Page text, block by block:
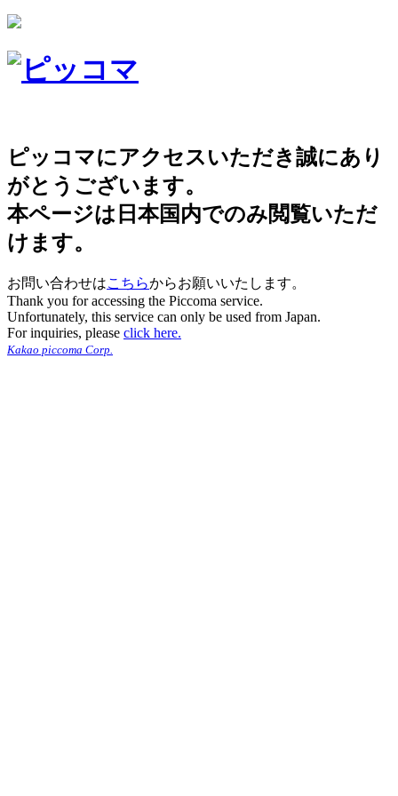
ピッコマにアクセスいただき誠にあり
がとうございます。
本ページは日本国内でのみ閲覧いただ
けます。
お問い合わせはこちらからお願いいたします。
Thank you for accessing the Piccoma service.
Unfortunately, this service can only be used from Japan.
For inquiries, please click here.
Kakao piccoma Corp.